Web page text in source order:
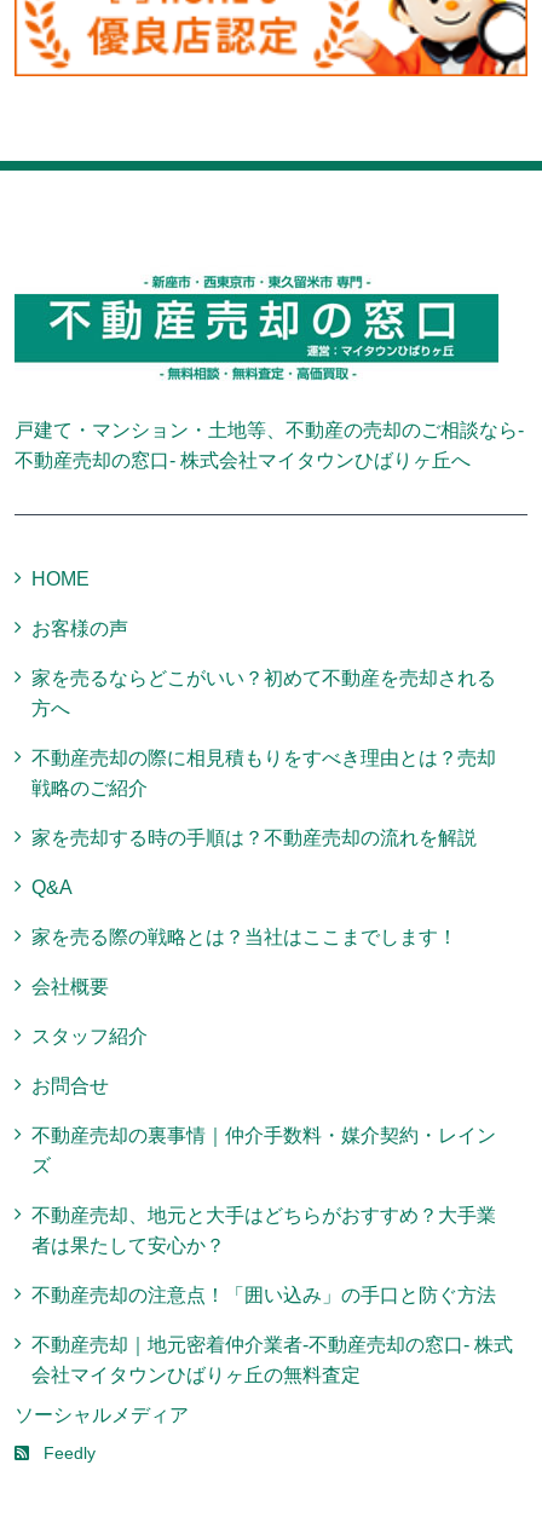
戸建て・マンション・土地等、不動産の売却のご相談なら-
不動産売却の窓口- 株式会社マイタウンひばりヶ丘へ
HOME
お客様の声
家を売るならどこがいい？初めて不動産を売却される
方へ
不動産売却の際に相見積もりをすべき理由とは？売却
戦略のご紹介
家を売却する時の手順は？不動産売却の流れを解説
Q&A
家を売る際の戦略とは？当社はここまでします！
会社概要
スタッフ紹介
お問合せ
不動産売却の裏事情｜仲介手数料・媒介契約・レイン
ズ
不動産売却、地元と大手はどちらがおすすめ？大手業
者は果たして安心か？
不動産売却の注意点！「囲い込み」の手口と防ぐ方法
不動産売却｜地元密着仲介業者-不動産売却の窓口- 株式
会社マイタウンひばりヶ丘の無料査定
ソーシャルメディア
Feedly